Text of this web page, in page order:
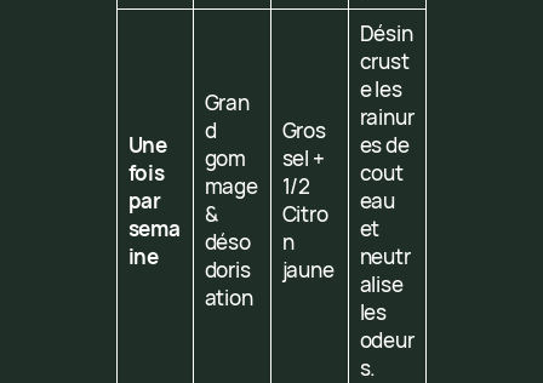
Une
fois
par
sema
ine
Gran
d
gom
mage
&
déso
doris
ation
Gros
sel +
1/2
Citro
n
jaune
Désin
crust
e les
rainur
es de
cout
eau
et
neutr
alise
les
odeur
s.